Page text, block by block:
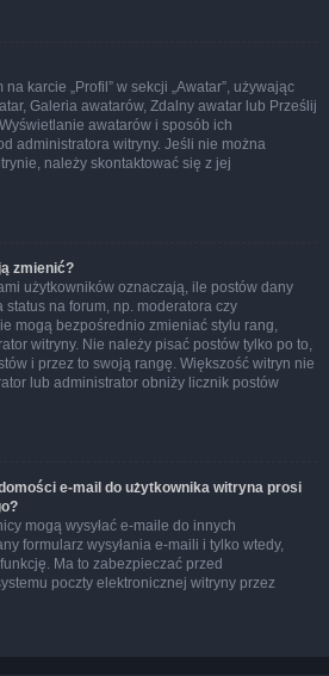
karcie „Profil” w sekcji „Awatar”, używając
Galeria awatarów, Zdalny awatar lub Prześlij
awatarów i sposób ich
administratora witryny. Jeśli nie można
należy skontaktować się z jej
zmienić?
użytkowników oznaczają, ile postów dany
status na forum, np. moderatora czy
mogą bezpośrednio zmieniać stylu rang,
witryny. Nie należy pisać postów tylko po to,
i przez to swoją rangę. Większość witryn nie
lub administrator obniży licznik postów
e-mail do użytkownika witryna prosi
mogą wysyłać e-maile do innych
formularz wysyłania e-maili i tylko wtedy,
Ma to zabezpieczać przed
poczty elektronicznej witryny przez